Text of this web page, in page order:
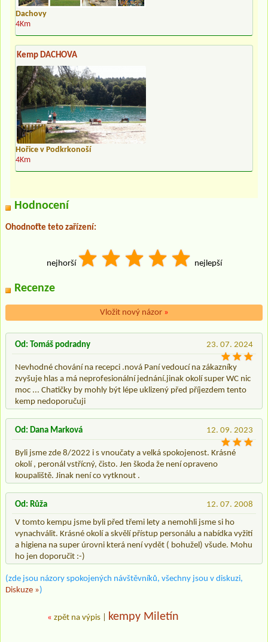
Dachovy
4Km
Kemp DACHOVA
Hořice v Podkrkonoší
4Km
Hodnocení
Ohodnoťte teto zařízení:
nejhorší nejlepší
Recenze
Vložit nový názor »
23. 07. 2024
Od: Tomáš podradny
Nevhodné chování na recepci .nová Paní vedoucí na zákazníky
zvyšuje hlas a má neprofesionální jednání.jinak okolí super WC nic
moc ... Chatičky by mohly být lépe uklizený před příjezdem tento
kemp nedoporučuji
12. 09. 2023
Od: Dana Marková
Byli jsme zde 8/2022 i s vnoučaty a velká spokojenost. Krásné
okolí , peronál vstřícný, čisto. Jen škoda že není opraveno
koupaliště. Jinak není co vytknout .
12. 07. 2008
Od: Růža
V tomto kempu jsme byli před třemi lety a nemohli jsme si ho
vynachválit. Krásné okolí a skvělí přístup personálu a nabídka vyžití
a higiena na super úrovni která není vydět ( bohužel) všude. Mohu
ho jen doporučit :-)
(zde jsou názory spokojených návštěvníků, všechny jsou v diskuzi,
Diskuze »)
« zpět na výpis kempy Miletín